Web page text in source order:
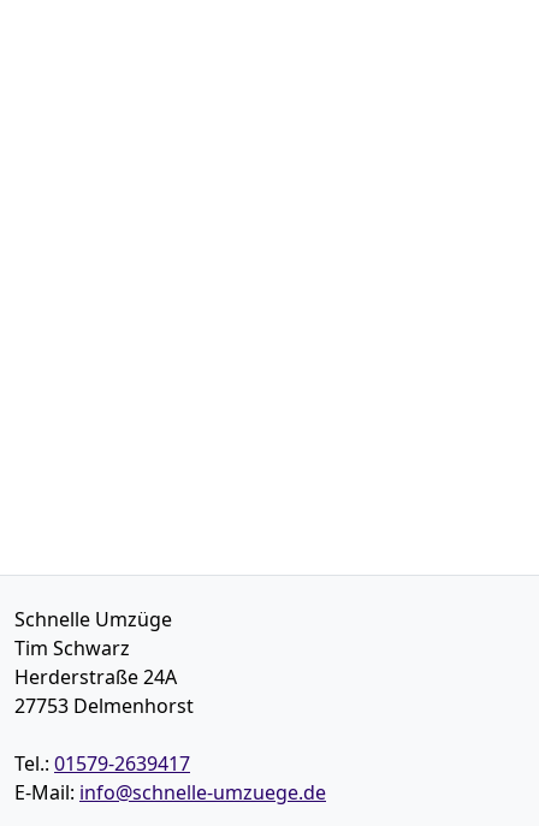
Schnelle Umzüge
Tim Schwarz
Herderstraße 24A
27753 Delmenhorst
Tel.: 01579-2639417
E-Mail: info@schnelle-umzuege.de